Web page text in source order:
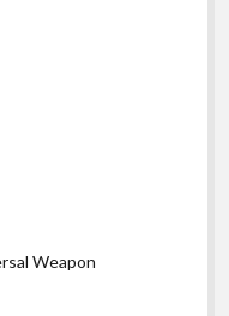
Weapon